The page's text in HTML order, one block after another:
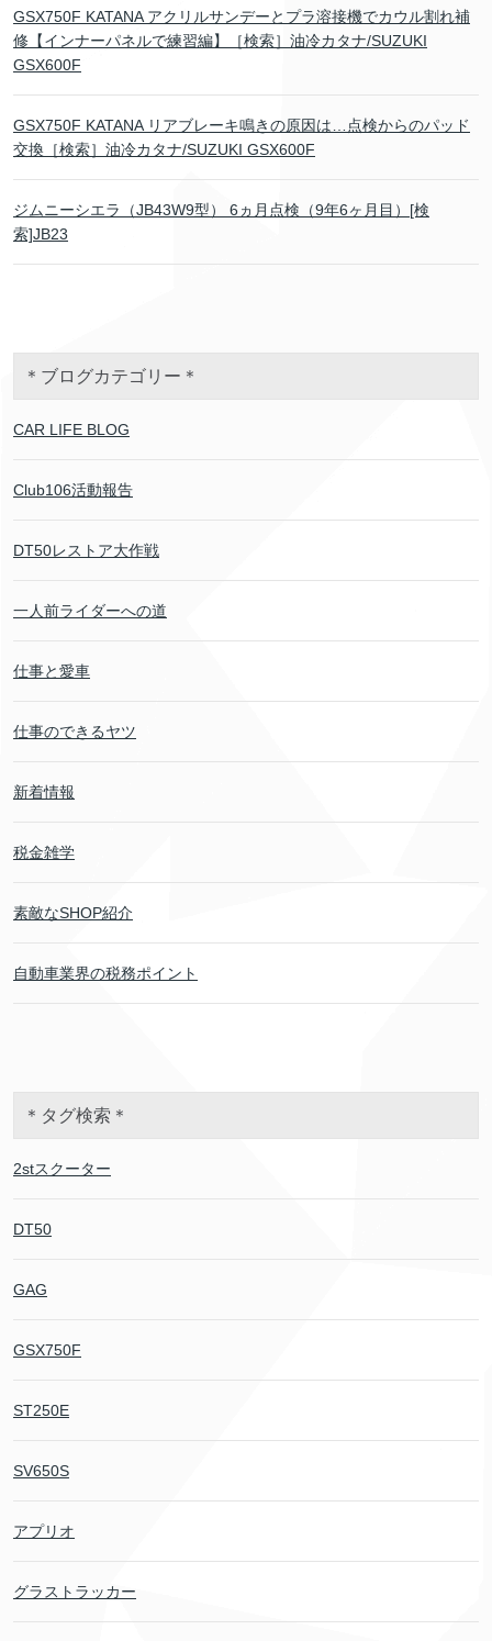
GSX750F KATANA アクリルサンデーとプラ溶接機でカウル割れ補
修【インナーパネルで練習編】［検索］油冷カタナ/SUZUKI
GSX600F
GSX750F KATANA リアブレーキ鳴きの原因は…点検からのパッド
交換［検索］油冷カタナ/SUZUKI GSX600F
ジムニーシエラ（JB43W9型） 6ヵ月点検（9年6ヶ月目）[検
索]JB23
＊ブログカテゴリー＊
CAR LIFE BLOG
Club106活動報告
DT50レストア大作戦
一人前ライダーへの道
仕事と愛車
仕事のできるヤツ
新着情報
税金雑学
素敵なSHOP紹介
自動車業界の税務ポイント
＊タグ検索＊
2stスクーター
DT50
GAG
GSX750F
ST250E
SV650S
アプリオ
グラストラッカー